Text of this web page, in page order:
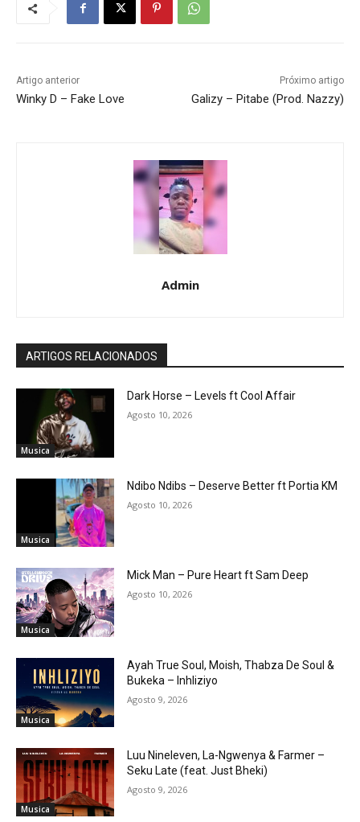
Artigo anterior
Winky D – Fake Love
Próximo artigo
Galizy – Pitabe (Prod. Nazzy)
Admin
ARTIGOS RELACIONADOS
Musica
Dark Horse – Levels ft Cool Affair
Agosto 10, 2026
Musica
Ndibo Ndibs – Deserve Better ft Portia KM
Agosto 10, 2026
Musica
Mick Man – Pure Heart ft Sam Deep
Agosto 10, 2026
Musica
Ayah True Soul, Moish, Thabza De Soul &
Bukeka – Inhliziyo
Agosto 9, 2026
Musica
Luu Nineleven, La-Ngwenya & Farmer –
Seku Late (feat. Just Bheki)
Agosto 9, 2026